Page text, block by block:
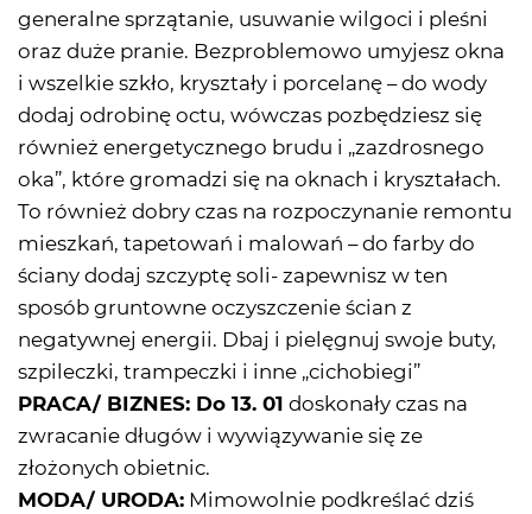
generalne sprzątanie, usuwanie wilgoci i pleśni
oraz duże pranie. Bezproblemowo umyjesz okna
i wszelkie szkło, kryształy i porcelanę – do wody
dodaj odrobinę octu, wówczas pozbędziesz się
również energetycznego brudu i „zazdrosnego
oka”, które gromadzi się na oknach i kryształach.
To również dobry czas na rozpoczynanie remontu
mieszkań, tapetowań i malowań – do farby do
ściany dodaj szczyptę soli- zapewnisz w ten
sposób gruntowne oczyszczenie ścian z
negatywnej energii. Dbaj i pielęgnuj swoje buty,
szpileczki, trampeczki i inne „cichobiegi”
PRACA/ BIZNES: Do 13. 01 doskonały czas na
zwracanie długów i wywiązywanie się ze
złożonych obietnic.
MODA/ URODA: Mimowolnie podkreślać dziś